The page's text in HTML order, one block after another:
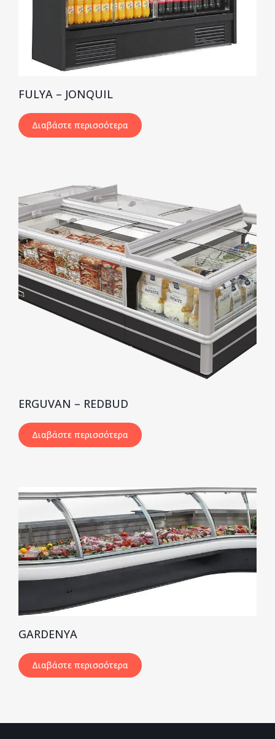
FULYA – JONQUIL
Διαβάστε περισσότερα
ERGUVAN – REDBUD
Διαβάστε περισσότερα
GARDENYA
Διαβάστε περισσότερα